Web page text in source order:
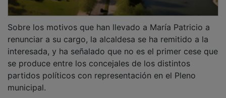
renunciar a su cargo, la alcaldesa se ha remitido a la
interesada, y ha señalado que no es el primer cese que
se produce entre los concejales de los distintos
partidos políticos con representación en el Pleno
municipal.